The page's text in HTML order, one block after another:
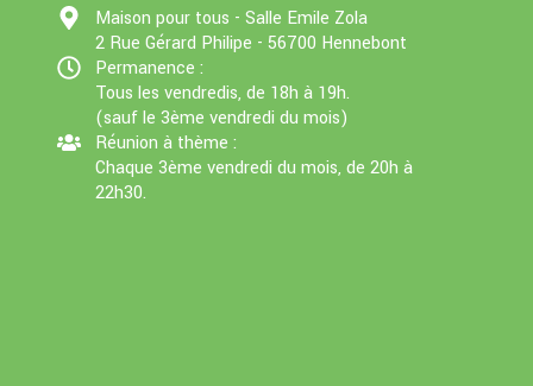
Maison pour tous - Salle Emile Zola
2 Rue Gérard Philipe - 56700 Hennebont
Permanence :
Tous les vendredis, de 18h à 19h.
(sauf le 3ème vendredi du mois)
Réunion à thème :
Chaque 3ème vendredi du mois, de 20h à
22h30.